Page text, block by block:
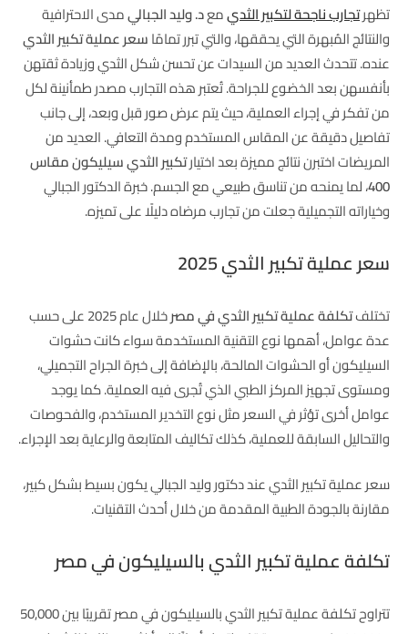
تظهرتجارب ناجحة لتكبير الثديمعد. وليد الجباليمدى الاحترافية
والنتائج المُبهرة التي يحققها، والتي تبرر تمامًاسعر عملية تكبير الثدي
عنده. تتحدث العديد من السيدات عن تحسن شكل الثدي وزيادة ثقتهن
بأنفسهن بعد الخضوع للجراحة. تُعتبر هذه التجارب مصدر طمأنينة لكل
من تفكر في إجراء العملية، حيث يتم عرض صور قبل وبعد، إلى جانب
تفاصيل دقيقة عن المقاس المستخدم ومدة التعافي. العديد من
المريضات اختبرن نتائج مميزة بعد اختيارتكبير الثدي سيليكون مقاس
400، لما يمنحه من تناسق طبيعي مع الجسم. خبرة الدكتور الجبالي
وخياراته التجميلية جعلت من تجارب مرضاه دليلًا على تميزه.
سعر عملية تكبير الثدي 2025
تختلفتكلفة عملية تكبير الثدي في مصر
خلال عام 2025 على حسب
عدة عوامل، أهمها نوع التقنية المستخدمة سواء كانت حشوات
السيليكون أو الحشوات المالحة، بالإضافة إلى خبرة الجراح التجميلي،
ومستوى تجهيز المركز الطبي الذي تُجرى فيه العملية. كما يوجد
عوامل أخرى تؤثر في السعر مثل نوع التخدير المستخدم، والفحوصات
والتحاليل السابقة للعملية، كذلك تكاليف المتابعة والرعاية بعد الإجراء.
سعر عملية تكبير الثدي عند دكتور وليد الجبالي يكون بسيط بشكل كبير،
مقارنة بالجودة الطبية المقدمة من خلال أحدث التقنيات.
تكلفة عملية تكبير الثدي بالسيليكون في مصر
تتراوح تكلفة عملية تكبير الثدي بالسيليكون في مصر تقريبًا بين 50,000